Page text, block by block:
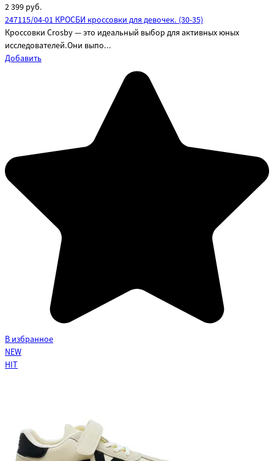
2 399 руб.
247115/04-01 КРОСБИ кроссовки для девочек. (30-35)
Кроссовки Crosby — это идеальный выбор для активных юных
исследователей.Они выпо...
Добавить
В избранное
NEW
HIT